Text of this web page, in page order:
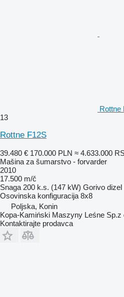
Rottne
13
Rottne F12S
39.480 € 170.000 PLN ≈ 4.633.000
Mašina za šumarstvo - forvarder
2010
17.500 m/č
Snaga 200 k.s. (147 kW) Gorivo dizel
Osovinska konfiguracija 8x8
Poljska, Konin
Kopa-Kamiński Maszyny Leśne Sp.z
Kontaktirajte prodavca